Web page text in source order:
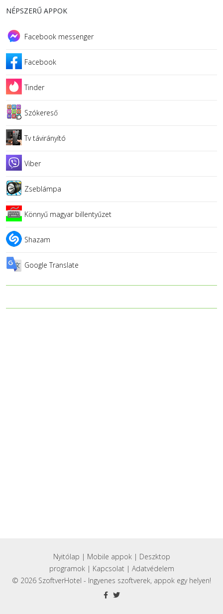
NÉPSZERŰ APPOK
Facebook messenger
Facebook
Tinder
Szókereső
Tv távirányító
Viber
Zseblámpa
Könnyű magyar billentyűzet
Shazam
Google Translate
Nyitólap | Mobile appok| Deszktop
programok| Kapcsolat| Adatvédelem
© 2026 SzoftverHotel - Ingyenes szoftverek, appok egy helyen!